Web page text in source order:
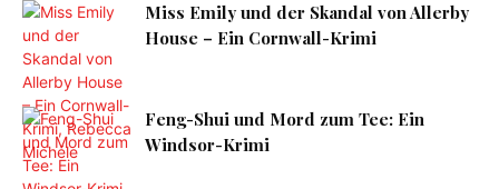
Miss Emily und der Skandal von Allerby
House – Ein Cornwall-Krimi
Feng-Shui und Mord zum Tee: Ein
Windsor-Krimi